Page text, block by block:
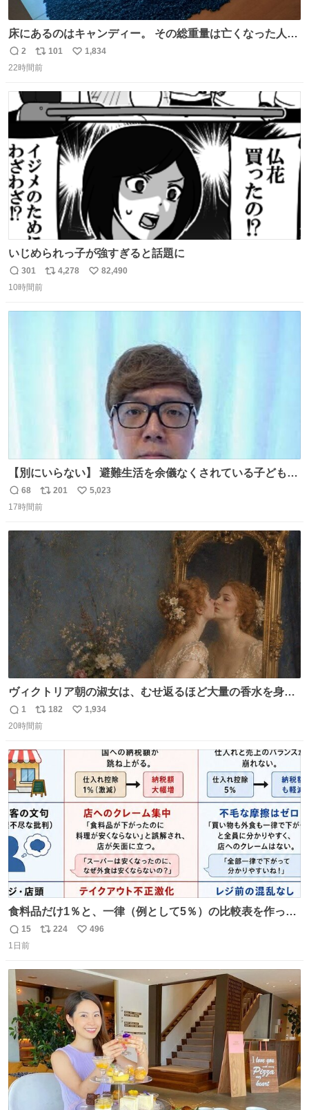
床にあるのはキャンディー。 その総重量は亡くなった人と
同等の重さだそうです。 鑑賞者は一つ持ち帰れますが、亡
くなった人の一部を持ち帰っているような感覚になりまし
術館
返
信
2
リ
ポ
ト
101
い
数
1,834
22時間前
いじめられっ子が強すぎると話題に
返
信
301
リ
4,278
い
82,490
10時間前
【別にいらない】 避難生活を余儀なくされている子どもた
ちのためにヒカキンボックス1000個を寄付させていただき
ました
返
信
68
リ
ポ
ト
201
い
5,023
17時間前
ヴィクトリア朝の淑女は、むせ返るほど大量の香水を身に
つけるものではないとされていた。それでも香水は、髪や
肌の手入れと同じくらい、ヴィクトリア朝の女性達の美容
が知る香水よりも単純な組成で、その大部分は薔薇、菫、
ベルガモット、
返
信
1
リ
ポ
ト
182
い
1,934
20時間前
食料品だけ1％と、一律（例として5％）の比較表を作って
みました。 参考になるかと思います。
返
信
15
リ
数
224
い
496
1日前